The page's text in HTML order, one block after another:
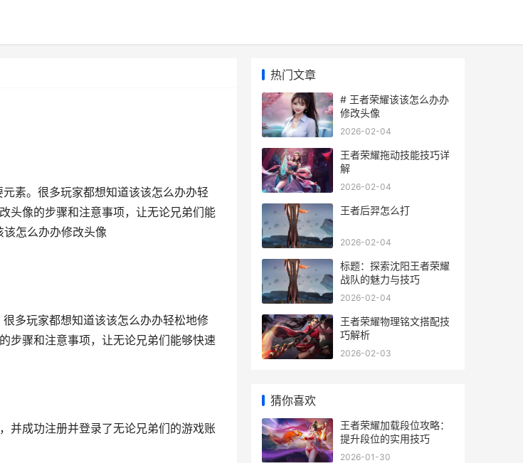
素。很多玩家都想知道该该怎么办办轻
头像的步骤和注意事项，让无论兄弟们能
怎么办办修改头像
多玩家都想知道该该怎么办办轻松地修
步骤和注意事项，让无论兄弟们能够快速
并成功注册并登录了无论兄弟们的游戏账
热门文章
# 王者荣耀该该怎么办办
修改头像
2026-02-04
王者荣耀拖动技能技巧详
解
2026-02-04
王者后羿怎么打
2026-02-04
标题：探索沈阳王者荣耀
战队的魅力与技巧
2026-02-04
王者荣耀物理铭文搭配技
巧解析
2026-02-03
猜你喜欢
王者荣耀加载段位攻略：
提升段位的实用技巧
2026-01-30